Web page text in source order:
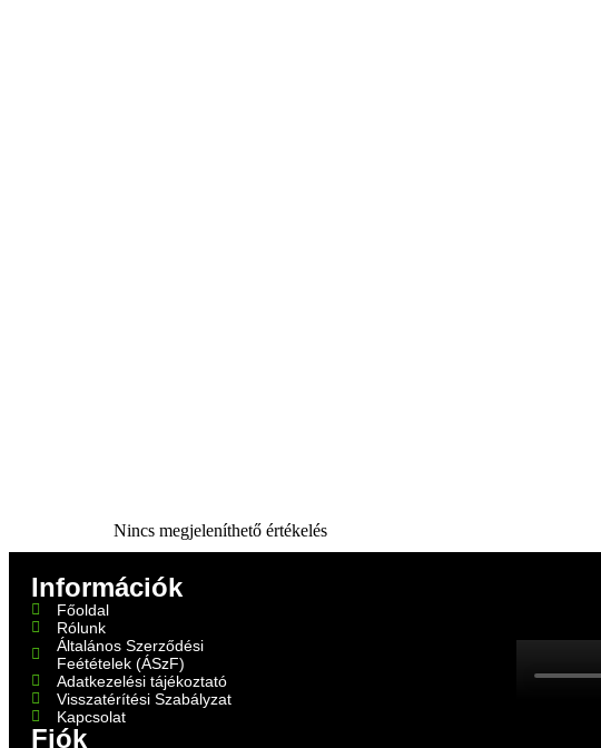
Nincs megjeleníthető értékelés
Információk
Főoldal
Rólunk
Általános Szerződési
Feétételek (ÁSzF)
Adatkezelési tájékoztató
Visszatérítési Szabályzat
Kapcsolat
Fiók